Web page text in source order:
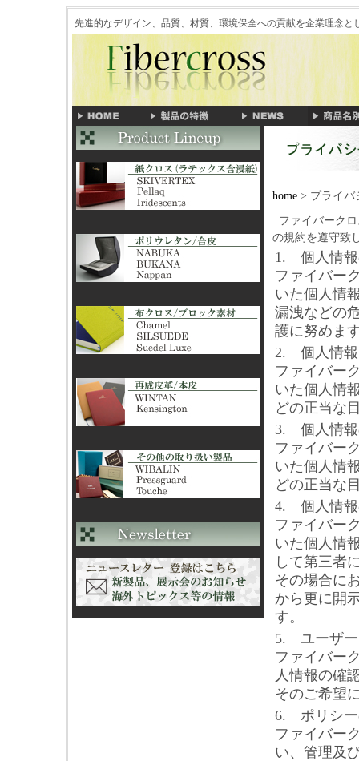
先進的なデザイン、品質、材質、環境保全への貢献を企業理念
home > プライバ
ファイバーク
の規約を遵守致
1. 個人情報
ファイバー
いた個人情
漏洩などの
護に努めま
2. 個人情報
ファイバー
いた個人情
どの正当な
3. 個人情報
ファイバー
いた個人情
どの正当な
4. 個人情報
ファイバー
いた個人情
して第三者
その場合に
から更に開
す。
5. ユーザー
ファイバー
人情報の確
そのご希望
6. ポリシー
ファイバー
い、管理及